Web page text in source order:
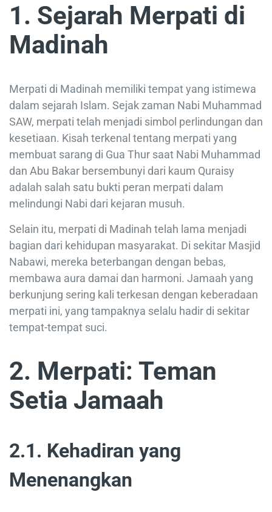
1. Sejarah Merpati di
Madinah
Merpati di Madinah memiliki tempat yang istimewa
dalam sejarah Islam. Sejak zaman Nabi Muhammad
SAW, merpati telah menjadi simbol perlindungan dan
kesetiaan. Kisah terkenal tentang merpati yang
membuat sarang di Gua Thur saat Nabi Muhammad
dan Abu Bakar bersembunyi dari kaum Quraisy
adalah salah satu bukti peran merpati dalam
melindungi Nabi dari kejaran musuh.
Selain itu, merpati di Madinah telah lama menjadi
bagian dari kehidupan masyarakat. Di sekitar Masjid
Nabawi, mereka beterbangan dengan bebas,
membawa aura damai dan harmoni. Jamaah yang
berkunjung sering kali terkesan dengan keberadaan
merpati ini, yang tampaknya selalu hadir di sekitar
tempat-tempat suci.
2. Merpati: Teman
Setia Jamaah
2.1. Kehadiran yang
Menenangkan